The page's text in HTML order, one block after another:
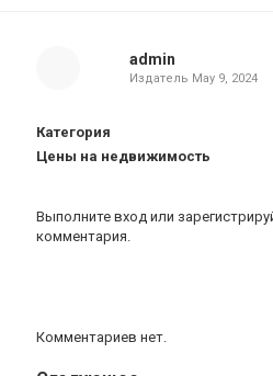
admin
Издатель May 9, 2024
Категория
Цены на недвижимость
Выполните вход или
комментария.
Комментариев нет.